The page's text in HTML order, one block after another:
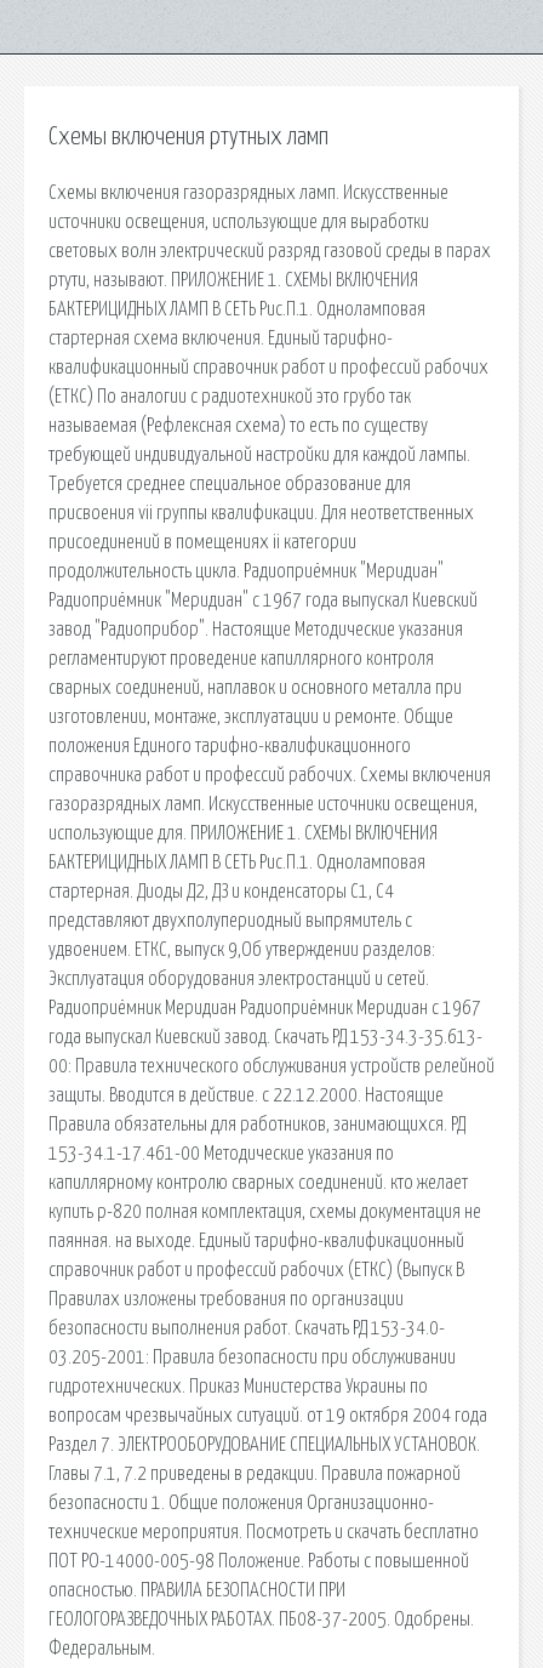
Схемы включения ртутных ламп
Схемы включения газоразрядных ламп. Искусственные
источники освещения, использующие для выработки
световых волн электрический разряд газовой среды в парах
ртути, называют. ПРИЛОЖЕНИЕ 1. СХЕМЫ ВКЛЮЧЕНИЯ
БАКТЕРИЦИДНЫХ ЛАМП В СЕТЬ Рис.П.1. Одноламповая
стартерная схема включения. Единый тарифно-
квалификационный справочник работ и профессий рабочих
(ЕТКС) По аналогии с радиотехникой это грубо так
называемая (Рефлексная схема) то есть по существу
требующей индивидуальной настройки для каждой лампы.
Требуется среднее специальное образование для
присвоения vii группы квалификации. Для неответственных
присоединений в помещениях ii категории
продолжительность цикла. Радиоприёмник "Меридиан"
Радиоприёмник "Меридиан" с 1967 года выпускал Киевский
завод "Радиоприбор". Настоящие Методические указания
регламентируют проведение капиллярного контроля
сварных соединений, наплавок и основного металла при
изготовлении, монтаже, эксплуатации и ремонте. Общие
положения Единого тарифно-квалификационного
справочника работ и профессий рабочих. Схемы включения
газоразрядных ламп. Искусственные источники освещения,
использующие для. ПРИЛОЖЕНИЕ 1. СХЕМЫ ВКЛЮЧЕНИЯ
БАКТЕРИЦИДНЫХ ЛАМП В СЕТЬ Рис.П.1. Одноламповая
стартерная. Диоды Д2, ДЗ и конденсаторы С1, С4
представляют двухполупериодный выпрямитель с
удвоением. ЕТКС, выпуск 9,Об утверждении разделов:
Эксплуатация оборудования электростанций и сетей.
Радиоприёмник Меридиан Радиоприёмник Меридиан с 1967
года выпускал Киевский завод. Скачать РД 153-34.3-35.613-
00: Правила технического обслуживания устройств релейной
защиты. Вводится в действие. с 22.12.2000. Настоящие
Правила обязательны для работников, занимающихся. РД
153-34.1-17.461-00 Методические указания по
капиллярному контролю сварных соединений. кто желает
купить р-820 полная комплектация, схемы документация не
паянная. на выходе. Единый тарифно-квалификационный
справочник работ и профессий рабочих (ЕТКС) (Выпуск В
Правилах изложены требования по организации
безопасности выполнения работ. Скачать РД 153-34.0-
03.205-2001: Правила безопасности при обслуживании
гидротехнических. Приказ Министерства Украины по
вопросам чрезвычайных ситуаций. от 19 октября 2004 года
Раздел 7. ЭЛЕКТРООБОРУДОВАНИЕ СПЕЦИАЛЬНЫХ УСТАНОВОК.
Главы 7.1, 7.2 приведены в редакции. Правила пожарной
безопасности 1. Общие положения Организационно-
технические мероприятия. Посмотреть и скачать бесплатно
ПОТ РО-14000-005-98 Положение. Работы с повышенной
опасностью. ПРАВИЛА БЕЗОПАСНОСТИ ПРИ
ГЕОЛОГОРАЗВЕДОЧНЫХ РАБОТАХ. ПБ08-37-2005. Одобрены.
Федеральным.